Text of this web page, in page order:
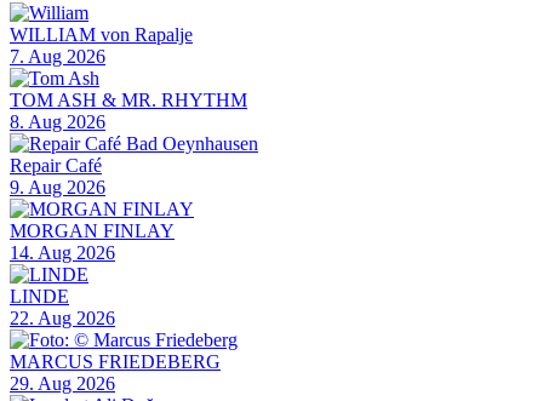
WILLIAM von Rapalje
7. Aug 2026
TOM ASH & MR. RHYTHM
8. Aug 2026
Repair Café
9. Aug 2026
MORGAN FINLAY
14. Aug 2026
LINDE
22. Aug 2026
MARCUS FRIEDEBERG
29. Aug 2026